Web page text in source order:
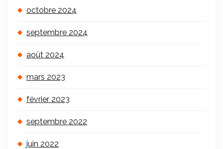
octobre 2024
septembre 2024
août 2024
mars 2023
février 2023
septembre 2022
juin 2022